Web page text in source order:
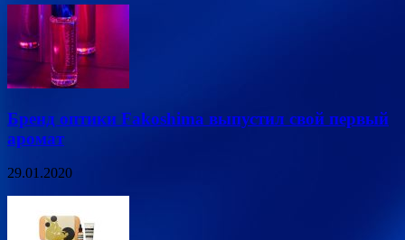
Бренд оптики Fakoshima выпустил свой первый
аромат
29.01.2020